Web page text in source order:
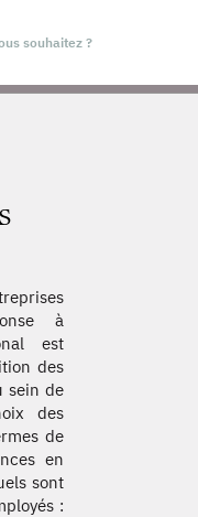
à
est
des
sein de
des
de
en
sont
: